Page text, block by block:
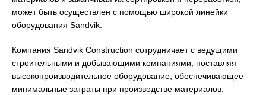
может быть осуществлен с помощью широкой линейки
оборудования Sandvik.
Компания Sandvik Construction сотрудничает с ведущими
строительными и добывающими компаниями, поставляя
высокопроизводительное оборудование, обеспечивающее
минимальные затраты при производстве материалов.